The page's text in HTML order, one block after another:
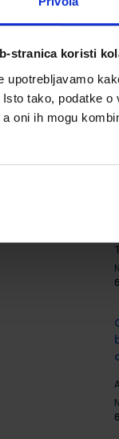
stranica koristi
upotrebljavamo
Isto tako, podatke
a oni ih mogu